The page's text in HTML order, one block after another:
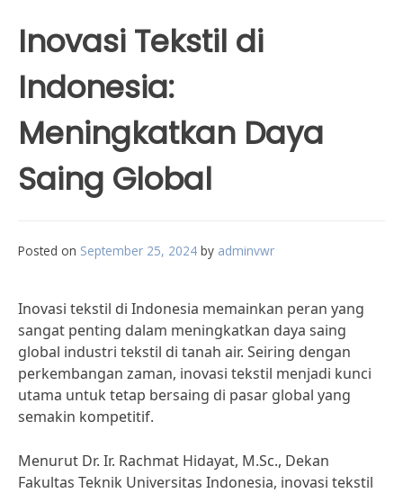
Inovasi Tekstil di
Indonesia:
Meningkatkan Daya
Saing Global
Posted on September 25, 2024 by adminvwr
Inovasi tekstil di Indonesia memainkan peran yang
sangat penting dalam meningkatkan daya saing
global industri tekstil di tanah air. Seiring dengan
perkembangan zaman, inovasi tekstil menjadi kunci
utama untuk tetap bersaing di pasar global yang
semakin kompetitif.
Menurut Dr. Ir. Rachmat Hidayat, M.Sc., Dekan
Fakultas Teknik Universitas Indonesia, inovasi tekstil